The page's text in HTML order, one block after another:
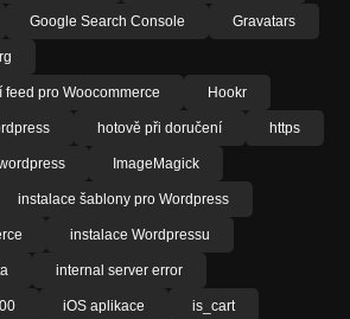
Google Search Console Gravatars
pro Woocommerce Hookr
hotově při doručení https
ImageMagick
instalace šablony pro Wordpress
instalace Wordpressu
internal server error
iOS aplikace is_cart